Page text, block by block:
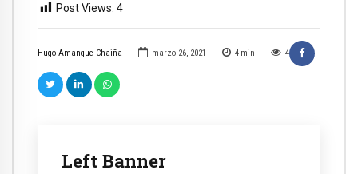
Hugo Amanque Chaiña marzo 26, 2021 4 min 4
Left Banner
Post Views: 4